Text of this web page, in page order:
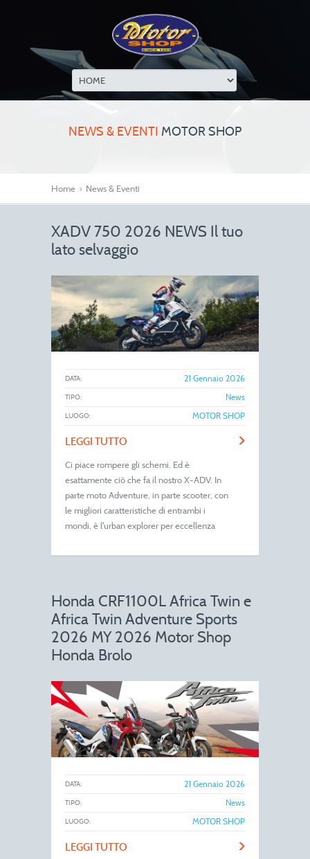
NEWS & EVENTI MOTOR SHOP
Home > News & Eventi
XADV 750 2026 NEWS Il tuo
lato selvaggio
DATA: 21 Gennaio 2026
TIPO: News
LUOGO: MOTOR SHOP
LEGGI TUTTO >
Ci piace rompere gli schemi. Ed è
esattamente ciò che fa il nostro X-ADV. In
parte moto Adventure, in parte scooter, con
le migliori caratteristiche di entrambi i
mondi, è l'urban explorer per eccellenza
Honda CRF1100L Africa Twin e
Africa Twin Adventure Sports
2026 MY 2026 Motor Shop
Honda Brolo
DATA: 21 Gennaio 2026
TIPO: News
LUOGO: MOTOR SHOP
LEGGI TUTTO >